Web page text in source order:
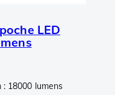
LED
: 18000 lumens